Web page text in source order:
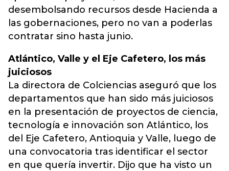
desembolsando recursos desde Hacienda a
las gobernaciones, pero no van a poderlas
contratar sino hasta junio.
Atlántico, Valle y el Eje Cafetero, los más
juiciosos
La directora de Colciencias aseguró que los
departamentos que han sido más juiciosos
en la presentación de proyectos de ciencia,
tecnología e innovación son Atlántico, los
del Eje Cafetero, Antioquia y Valle, luego de
una convocatoria tras identificar el sector
en que quería invertir. Dijo que ha visto un